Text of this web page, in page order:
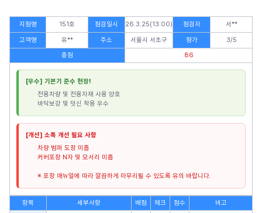
지점명 151호 점검일시 26.3.25(13:00) 점검자 서**
고객명 유** 주소 서울시 서초구 평가
3/5
총점
86
[우수] 기본기 준수 현장!
전용차량 및 전용자재 사용 양호
바닥보강 및 덧신 착용 우수
[개선] 소폭 개선 필요 사항
차량 범퍼 도장 미흡
커버포장 N자 및 모서리 미흡
※ 포장 매뉴얼에 따라 깔끔하게 마무리될 수 있도록 유의 바랍니다.
항목 세부사항 배점 체크 점수 비고